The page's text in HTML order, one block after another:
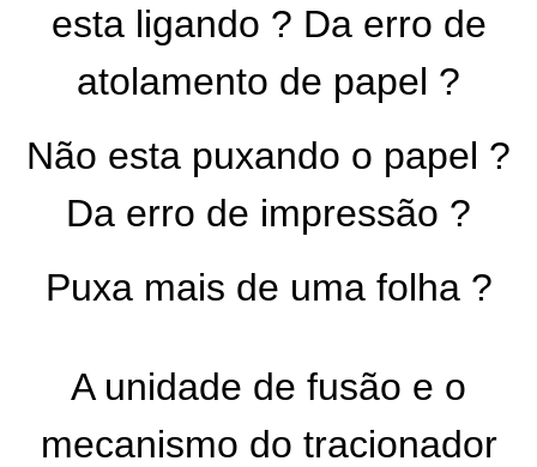
esta ligando ? Da erro de
atolamento de papel ?
Não esta puxando o papel ?
Da erro de impressão ?
Puxa mais de uma folha ?
A unidade de fusão e o
mecanismo do tracionador